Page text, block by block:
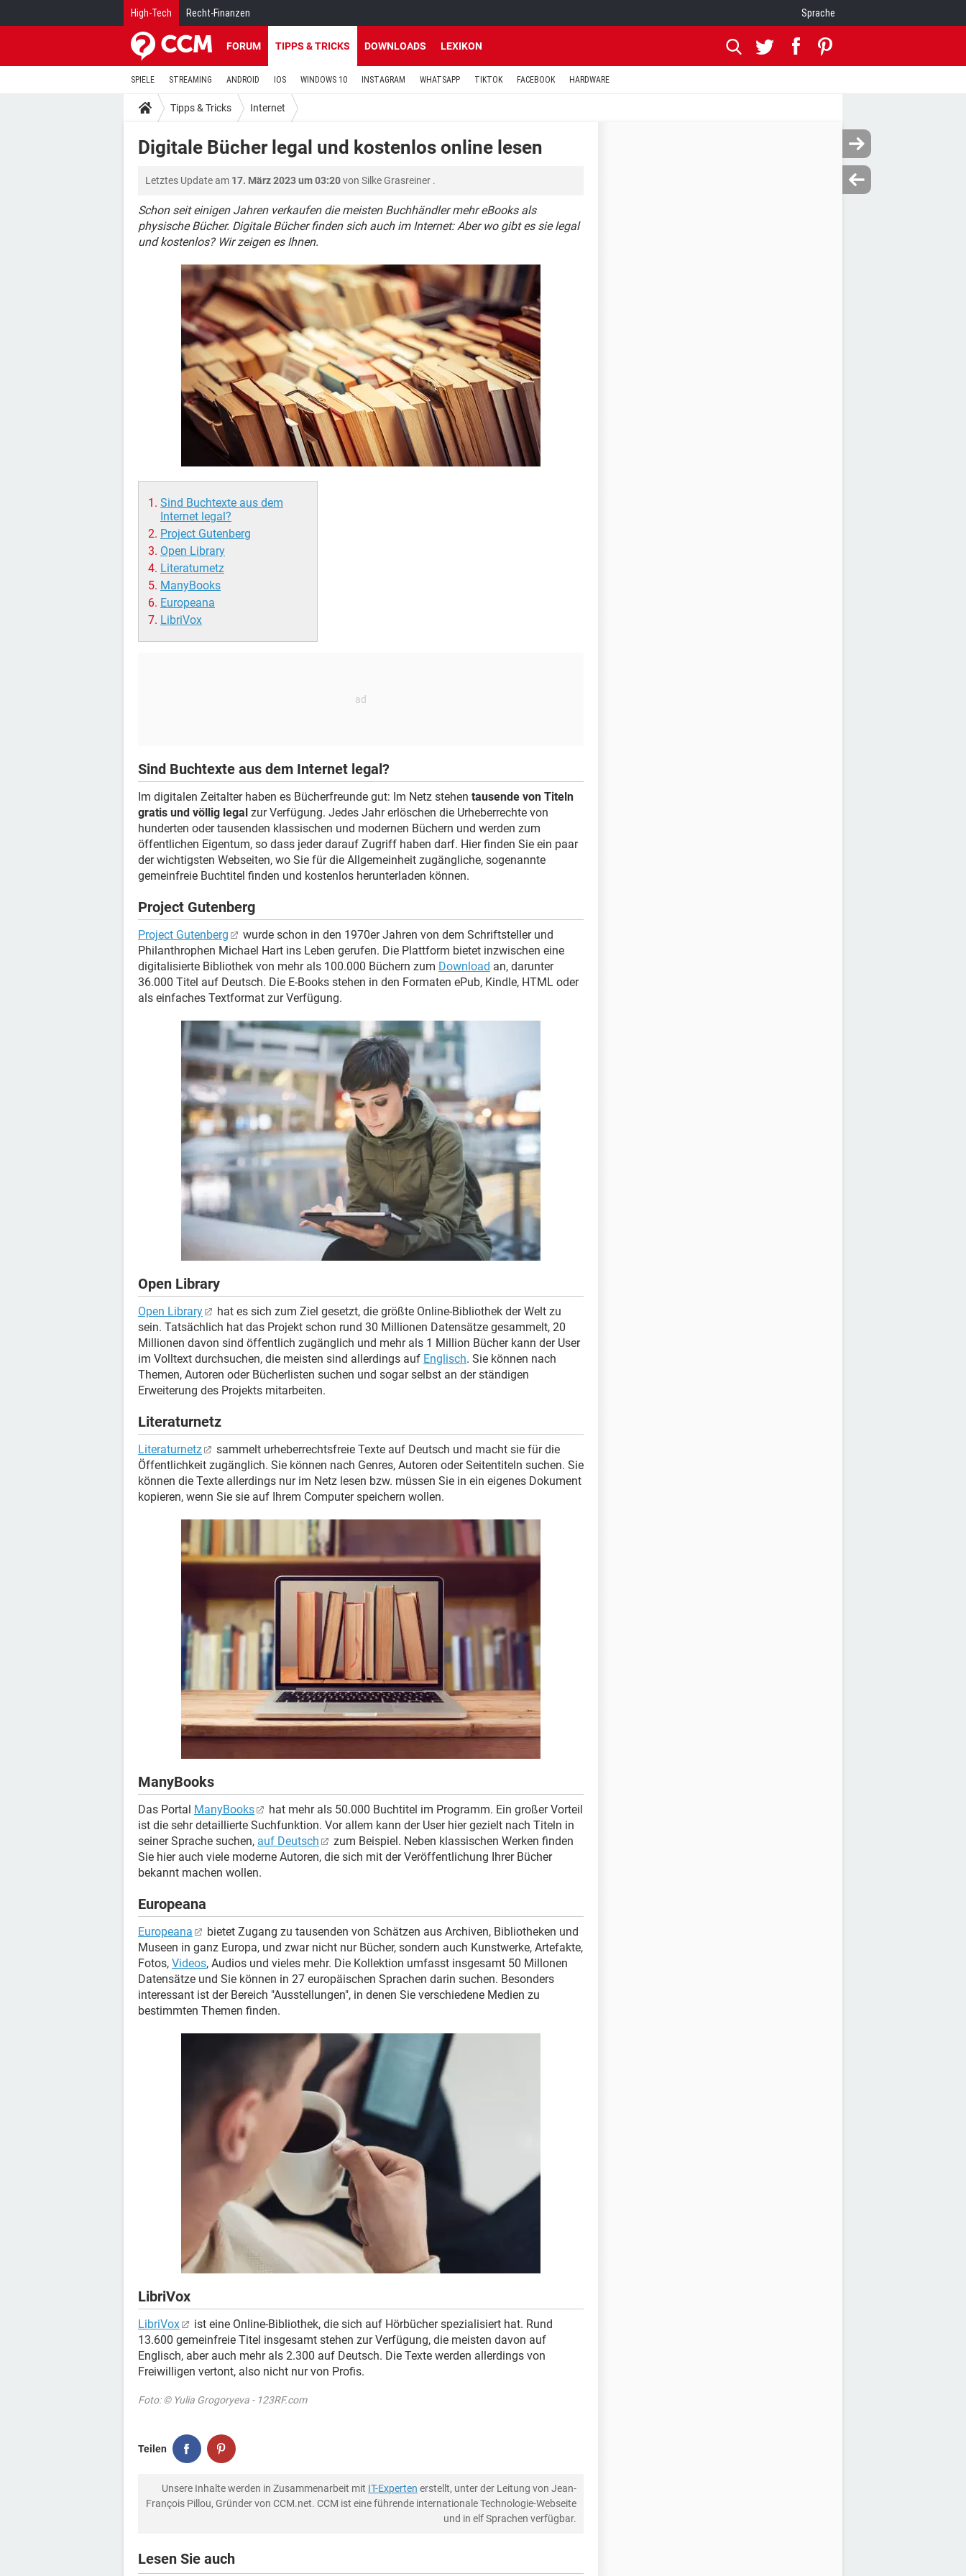
High-Tech Recht-Finanzen Sprache
FORUM TIPPS & TRICKS DOWNLOADS LEXIKON
SPIELE STREAMING ANDROID IOS WINDOWS 10 INSTAGRAM WHATSAPP TIKTOK FACEBOOK HARDWARE
Tipps & Tricks Internet
Digitale Bücher legal und kostenlos online lesen
Letztes Update am 17. März 2023 um 03:20von Silke Grasreiner .
Schon seit einigen Jahren verkaufen die meisten Buchhändler mehr eBooks als
physische Bücher. Digitale Bücher finden sich auch im Internet: Aber wo gibt es sie legal
und kostenlos? Wir zeigen es Ihnen.
Sind Buchtexte aus dem
Internet legal?
Project Gutenberg
Open Library
Literaturnetz
ManyBooks
Europeana
LibriVox
Sind Buchtexte aus dem Internet legal?
Im digitalen Zeitalter haben es Bücherfreunde gut: Im Netz stehen tausende von Titeln
gratis und völlig legal zur Verfügung. Jedes Jahr erlöschen die Urheberrechte von
hunderten oder tausenden klassischen und modernen Büchern und werden zum
öffentlichen Eigentum, so dass jeder darauf Zugriff haben darf. Hier finden Sie ein paar
der wichtigsten Webseiten, wo Sie für die Allgemeinheit zugängliche, sogenannte
gemeinfreie Buchtitel finden und kostenlos herunterladen können.
Project Gutenberg
Project Gutenberg
wurde schon in den 1970er Jahren von dem Schriftsteller und
Philanthrophen Michael Hart ins Leben gerufen. Die Plattform bietet inzwischen eine
digitalisierte Bibliothek von mehr als 100.000 Büchern zum Download an, darunter
36.000 Titel auf Deutsch. Die E-Books stehen in den Formaten ePub, Kindle, HTML oder
als einfaches Textformat zur Verfügung.
Open Library
Open Library
hat es sich zum Ziel gesetzt, die größte Online-Bibliothek der Welt zu
sein. Tatsächlich hat das Projekt schon rund 30 Millionen Datensätze gesammelt, 20
Millionen davon sind öffentlich zugänglich und mehr als 1 Million Bücher kann der User
im Volltext durchsuchen, die meisten sind allerdings auf Englisch. Sie können nach
Themen, Autoren oder Bücherlisten suchen und sogar selbst an der ständigen
Erweiterung des Projekts mitarbeiten.
Literaturnetz
Literaturnetz
sammelt urheberrechtsfreie Texte auf Deutsch und macht sie für die
Öffentlichkeit zugänglich. Sie können nach Genres, Autoren oder Seitentiteln suchen. Sie
können die Texte allerdings nur im Netz lesen bzw. müssen Sie in ein eigenes Dokument
kopieren, wenn Sie sie auf Ihrem Computer speichern wollen.
ManyBooks
Das Portal ManyBooks
hat mehr als 50.000 Buchtitel im Programm. Ein großer Vorteil
ist die sehr detaillierte Suchfunktion. Vor allem kann der User hier gezielt nach Titeln in
seiner Sprache suchen, auf Deutsch
zum Beispiel. Neben klassischen Werken finden
Sie hier auch viele moderne Autoren, die sich mit der Veröffentlichung Ihrer Bücher
bekannt machen wollen.
Europeana
Europeana
bietet Zugang zu tausenden von Schätzen aus Archiven, Bibliotheken und
Museen in ganz Europa, und zwar nicht nur Bücher, sondern auch Kunstwerke, Artefakte,
Fotos, Videos, Audios und vieles mehr. Die Kollektion umfasst insgesamt 50 Millonen
Datensätze und Sie können in 27 europäischen Sprachen darin suchen. Besonders
interessant ist der Bereich "Ausstellungen", in denen Sie verschiedene Medien zu
bestimmten Themen finden.
LibriVox
LibriVox
ist eine Online-Bibliothek, die sich auf Hörbücher spezialisiert hat. Rund
13.600 gemeinfreie Titel insgesamt stehen zur Verfügung, die meisten davon auf
Englisch, aber auch mehr als 2.300 auf Deutsch. Die Texte werden allerdings von
Freiwilligen vertont, also nicht nur von Profis.
Foto: © Yulia Grogoryeva - 123RF.com
Teilen
Unsere Inhalte werden in Zusammenarbeit mit IT-Experten erstellt, unter der Leitung von Jean-
François Pillou, Gründer von CCM.net. CCM ist eine führende internationale Technologie-Webseite
und in elf Sprachen verfügbar.
Lesen Sie auch